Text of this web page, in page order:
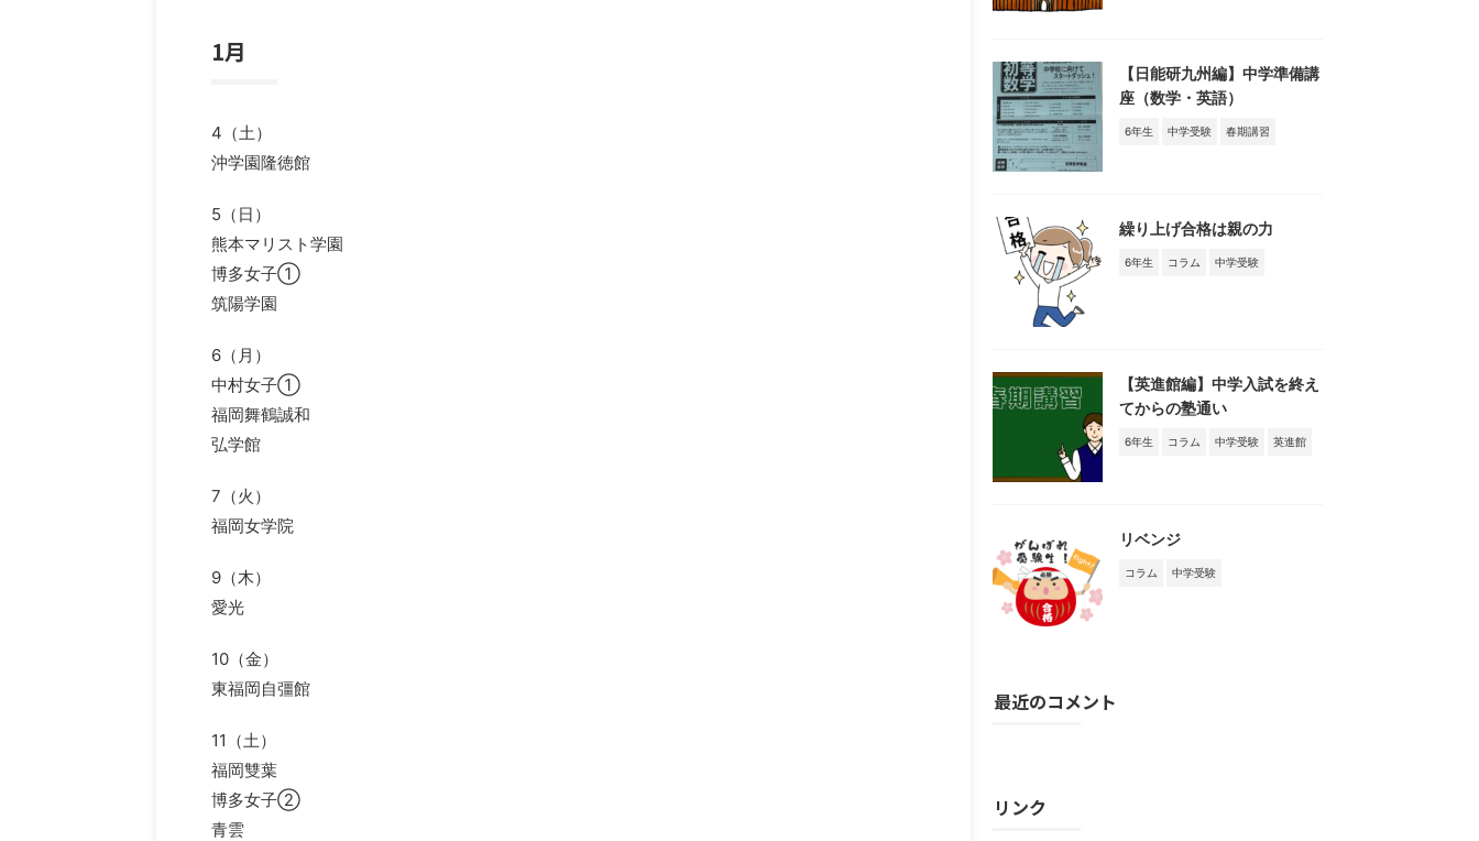
1月
4（土）
沖学園隆徳館
5（日）
熊本マリスト学園
博多女子①
筑陽学園
6（月）
中村女子①
福岡舞鶴誠和
弘学館
7（火）
福岡女学院
9（木）
愛光
10（金）
東福岡自彊館
11（土）
福岡雙葉
博多女子②
青雲
【日能研九州編】中学準備講
座（数学・英語）
6年生 中学受験 春期講習
繰り上げ合格は親の力
6年生 コラム 中学受験
【英進館編】中学入試を終え
てからの塾通い
6年生 コラム 中学受験 英進館
リベンジ
コラム 中学受験
最近のコメント
リンク